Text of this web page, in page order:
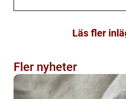
Läs fler
Fler nyheter